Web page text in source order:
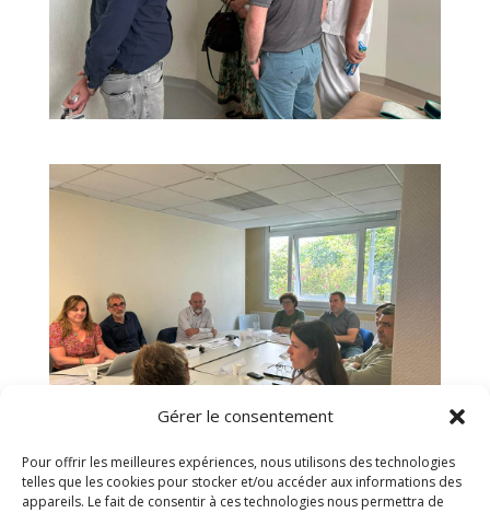
Gérer le consentement
Pour offrir les meilleures expériences, nous utilisons des technologies
telles que les cookies pour stocker et/ou accéder aux informations des
appareils. Le fait de consentir à ces technologies nous permettra de